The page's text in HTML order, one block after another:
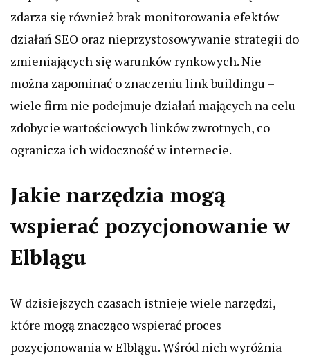
zdarza się również brak monitorowania efektów
działań SEO oraz nieprzystosowywanie strategii do
zmieniających się warunków rynkowych. Nie
można zapominać o znaczeniu link buildingu –
wiele firm nie podejmuje działań mających na celu
zdobycie wartościowych linków zwrotnych, co
ogranicza ich widoczność w internecie.
Jakie narzędzia mogą
wspierać pozycjonowanie w
Elblągu
W dzisiejszych czasach istnieje wiele narzędzi,
które mogą znacząco wspierać proces
pozycjonowania w Elblągu. Wśród nich wyróżnia